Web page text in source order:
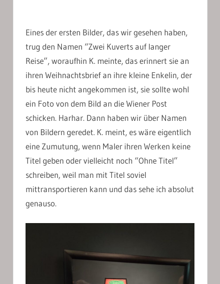
Eines der ersten Bilder, das wir gesehen haben,
trug den Namen “Zwei Kuverts auf langer
Reise”, woraufhin K. meinte, das erinnert sie an
ihren Weihnachtsbrief an ihre kleine Enkelin, der
bis heute nicht angekommen ist, sie sollte wohl
ein Foto von dem Bild an die Wiener Post
schicken. Harhar. Dann haben wir über Namen
von Bildern geredet. K. meint, es wäre eigentlich
eine Zumutung, wenn Maler ihren Werken keine
Titel geben oder vielleicht noch “Ohne Titel”
schreiben, weil man mit Titel soviel
mittransportieren kann und das sehe ich absolut
genauso.